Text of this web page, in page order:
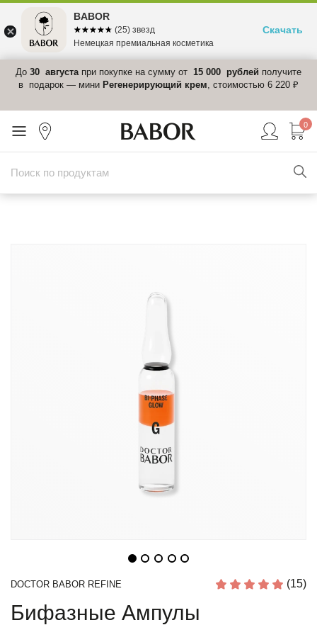
До 30 августапри покупке на сумму от 15 000 рублей получите
в подарок — мини Регенерирующий крем, стоимостью 6 220 ₽
0
DOCTOR BABOR REFINE (15)
Бифазные Ампулы
BABOR
☆☆☆☆☆
★★★★★ (25) звезд
Немецкая премиальная косметика
Скачать